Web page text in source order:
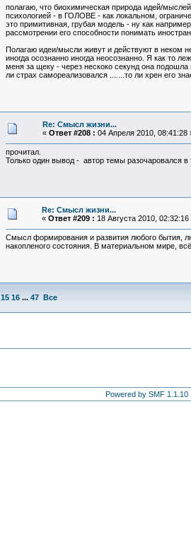
полагаю, что биохимическая природа идей/
психологией - в ГОЛОВЕ - как локальном,
это примитивная, грубая модель - ну как
рассмотрении его способности понимать
Полагаю идеи/мысли живут и действуют в неком
иногда осознанно иногда неосознанно. Я как то
меня за щеку - через нескоко секунд она
ли страх самореализовался .......то ли хрен его
Re: Смысл жизни...
« Ответ #208 : 04 Апреля 2010, 08:41:28
прочитал.
Только один вывод - автор темы разочаровался в
Re: Смысл жизни...
« Ответ #209 : 18 Августа 2010, 02:32:16
Смысл формирования и развития любого бытия,
накопленого состояния. В материальном мире,
15 16 ... 47 Все
Powered by SMF 1.1.10